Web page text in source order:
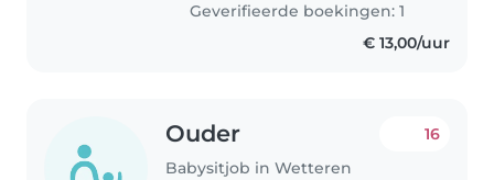
Geverifieerde boekingen: 1
€ 13,00/uur
Ouder
Babysitjob in Wetteren
16